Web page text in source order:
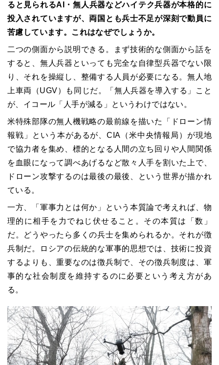
ると見られるAI・無人兵器などハイテク兵器が本格的に
投入されていますが、両国とも兵士不足が深刻で動員に
苦慮しています。これはなぜでしょうか。
二つの側面から説明できる。まず技術的な側面から話を
すると、無人兵器といっても完全な自律型兵器でない限
り、それを操縦し、整備する人員が必要になる。無人地
上車両（UGV）も同じだ。「無人兵器を導入する」こと
が、イコール「人手が減る」というわけではない。
米特殊部隊の無人機戦略の最前線を描いた「ドローン情
報戦」という本があるが、CIA（米中央情報局）が現地
で協力者を集め、標的となる人間の立ち回りや人間関係
を血眼になって調べあげるなど散々人手を割いた上で、
ドローン攻撃するのは最後の最後、という世界が描かれ
ている。
一方、「軍事力とは何か」という本質論で考えれば、物
理的に相手を力でねじ伏せること。その本質は「数」
だ。どうやったら多くの兵士を集められるか。それが徴
兵制だ。ロシアの伝統的な軍事的思想では、技術に投資
するよりも、重要なのは徴兵制で、その徴兵制度は、軍
事的な社会制度を維持するのに必要という考え方があ
る。